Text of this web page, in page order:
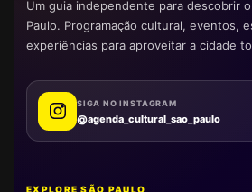
Um guia independente para descobrir
Paulo. Programação cultural, eventos,
experiências para aproveitar a cidade
SIGA NO INSTAGRAM
@agenda_cultural_sao_paulo
EXPLORE SÃO PAULO